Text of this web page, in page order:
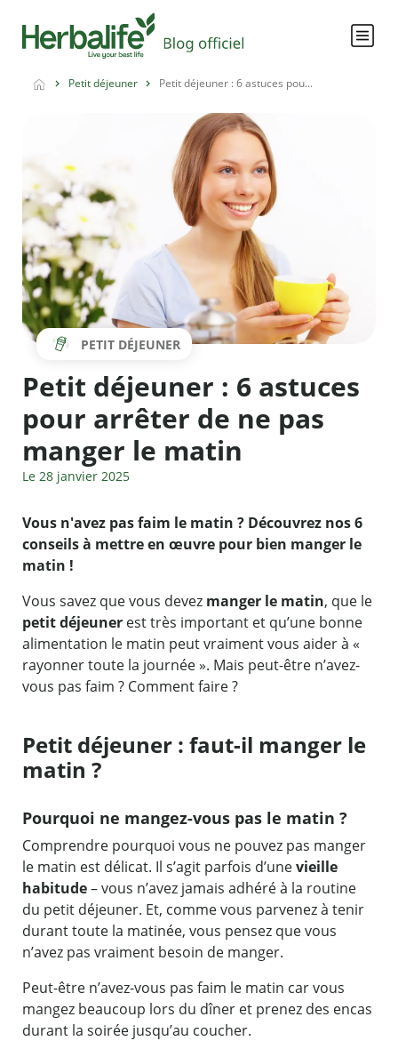
Petit déjeuner Petit déjeuner : 6 astuces pou...
PETIT DÉJEUNER
Petit déjeuner : 6 astuces
pour arrêter de ne pas
manger le matin
Le 28 janvier 2025
Vous n'avez pas faim le matin ? Découvrez nos 6
conseils à mettre en œuvre pour bien manger le
matin !
Vous savez que vous devez manger le matin, que le
petit déjeuner est très important et qu’une bonne
alimentation le matin peut vraiment vous aider à «
rayonner toute la journée ». Mais peut-être n’avez-
vous pas faim ? Comment faire ?
Petit déjeuner : faut-il manger le
matin ?
Pourquoi ne mangez-vous pas le matin ?
Comprendre pourquoi vous ne pouvez pas manger
le matin est délicat. Il s’agit parfois d’unevieille
habitude– vous n’avez jamais adhéré à la routine
du petit déjeuner. Et, comme vous parvenez à tenir
durant toute la matinée, vous pensez que vous
n’avez pas vraiment besoin de manger.
Peut-être n’avez-vous pas faim le matin car vous
mangez beaucoup lors du dîner et prenez des encas
durant la soirée jusqu’au coucher.